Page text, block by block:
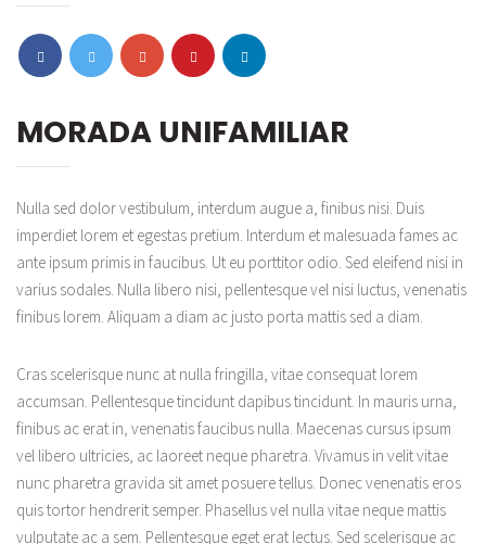
MORADA UNIFAMILIAR
Nulla sed dolor vestibulum, interdum augue a, finibus nisi. Duis
imperdiet lorem et egestas pretium. Interdum et malesuada fames ac
ante ipsum primis in faucibus. Ut eu porttitor odio. Sed eleifend nisi in
varius sodales. Nulla libero nisi, pellentesque vel nisi luctus, venenatis
finibus lorem. Aliquam a diam ac justo porta mattis sed a diam.
Cras scelerisque nunc at nulla fringilla, vitae consequat lorem
accumsan. Pellentesque tincidunt dapibus tincidunt. In mauris urna,
finibus ac erat in, venenatis faucibus nulla. Maecenas cursus ipsum
vel libero ultricies, ac laoreet neque pharetra. Vivamus in velit vitae
nunc pharetra gravida sit amet posuere tellus. Donec venenatis eros
quis tortor hendrerit semper. Phasellus vel nulla vitae neque mattis
vulputate ac a sem. Pellentesque eget erat lectus. Sed scelerisque ac